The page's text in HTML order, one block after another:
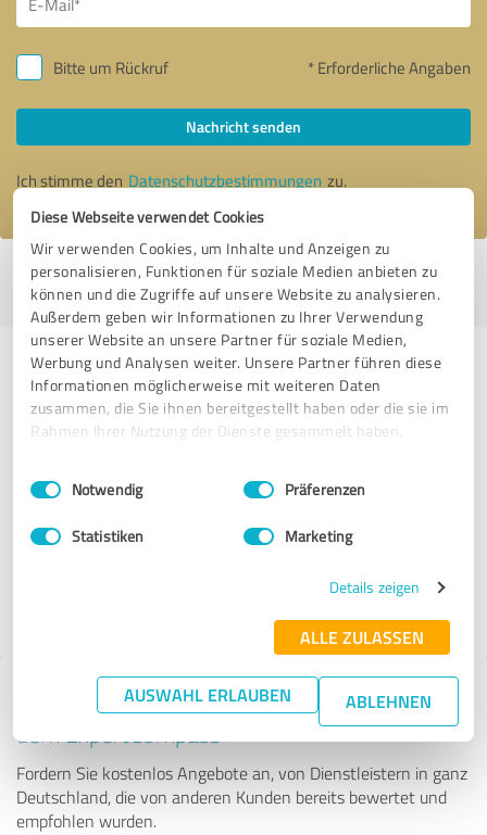
Diese Webseite verwendet Cookies
Wir verwenden Cookies, um Inhalte und Anzeigen zu
personalisieren, Funktionen für soziale Medien anbieten zu
können und die Zugriffe auf unsere Website zu analysieren.
Außerdem geben wir Informationen zu Ihrer Verwendung
unserer Website an unsere Partner für soziale Medien,
Werbung und Analysen weiter. Unsere Partner führen diese
Informationen möglicherweise mit weiteren Daten
zusammen, die Sie ihnen bereitgestellt haben oder die sie im
Rahmen Ihrer Nutzung der Dienste gesammelt haben.
Impressum Datenschutzbestimmungen
Einwilligungsauswahl
Notwendig Präferenzen
Statistiken Marketing
Details zeigen
ALLE ZULASSEN
AUSWAHL ERLAUBEN ABLEHNEN
Bitte um Rückruf * Erforderliche Angaben
Nachricht senden
Ich stimme den Datenschutzbestimmungen zu.
Profil aktiv seit 08.05.2017 |Letzte Aktualisierung: 28.05.2026|Profil
melden
Erfahrungen zu weiteren
Anbietern aus dem Bereich Jagd- &
Schießsport
Isenberg GmbH Schießstand
Tipp: Die passenden Experten finden - mit
dem ExpertCompass
Fordern Sie kostenlos Angebote an, von Dienstleistern in ganz
Deutschland, die von anderen Kunden bereits bewertet und
empfohlen wurden.